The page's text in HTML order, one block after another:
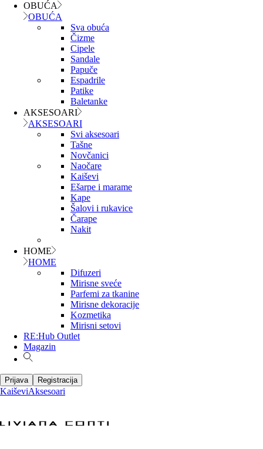
OBUĆA
OBUĆA
Sva obuća
Čizme
Cipele
Sandale
Papuče
Espadrile
Patike
Baletanke
AKSESOARI
AKSESOARI
Svi aksesoari
Tašne
Novčanici
Naočare
Kaiševi
Ešarpe i marame
Kape
Šalovi i rukavice
Čarape
Nakit
HOME
HOME
Difuzeri
Mirisne sveće
Parfemi za tkanine
Mirisne dekoracije
Kozmetika
Mirisni setovi
RE:Hub Outlet
Magazin
Prijava Registracija
KaiševiAksesoari